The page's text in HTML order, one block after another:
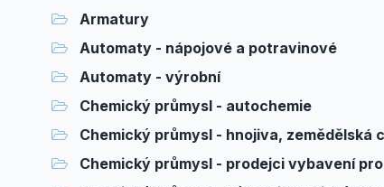
Armatury
Automaty - nápojové a potravinové
Automaty - výrobní
Chemický průmysl - autochemie
Chemický průmysl - hnojiva, zemědělská chemie
Chemický průmysl - prodejci vybavení pro výrobu